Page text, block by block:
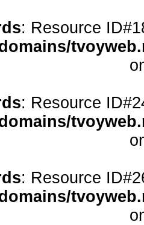
: Resource
: Resource
: Resource